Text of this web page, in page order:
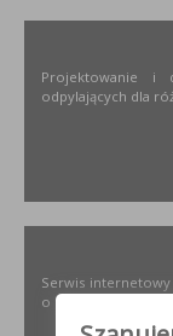
Projektowanie i
odpylających dla
Serwis
o materiałach,